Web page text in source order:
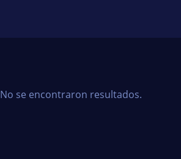
No se encontraron resultados.